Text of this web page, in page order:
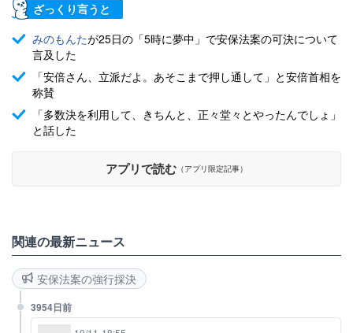
ざっくり言うと
みのもんたが25日の「5時に夢中」で安保法案の可決について
言及した
「安倍さん、立派だよ。あそこまで押し通して」と安倍首相を
称賛
「多数決を利用して、きちんと、正々堂々とやったんでしょ」
と話した
アプリで読む （アプリ限定記事）
関連の最新ニュース
安保法案の強行採決
3954日前